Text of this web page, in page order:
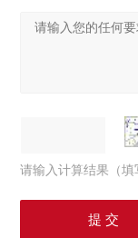
请输入计算结果（